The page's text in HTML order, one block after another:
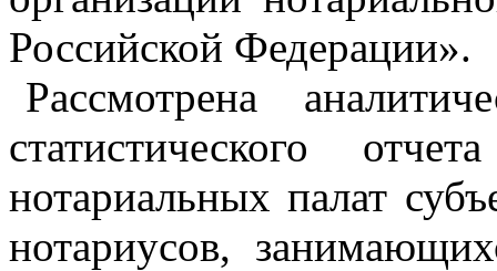
Российской Федерации».
Рассмотрена
статистического
нотариальных палат
нотариусов,